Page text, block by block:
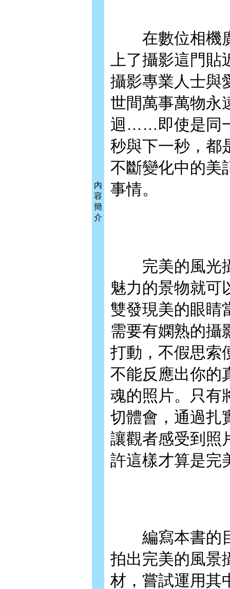
內
容
簡
介
在數位相機廣
上了攝影這門貼
攝影專業人士與
世間萬事萬物永
迴……即使是同
秒與下一秒，都
不斷變化中的美
事情。
完美的風光攝
魅力的景物就可
雙發現美的眼睛
需要有嫻熟的攝
打動，不假思索
不能反應出你的
魂的照片。只有
切體會，通過扎
讓觀者感受到照
許這樣才算是完
編寫本書的目
拍出完美的風景
材，嘗試運用其